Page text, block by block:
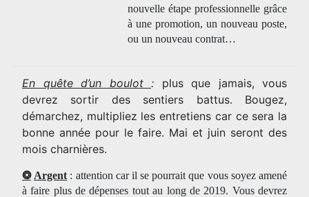
nouvelle étape professionnelle grâce
à une promotion, un nouveau poste,
ou un nouveau contrat…
En quête d’un boulot : plus que jamais, vous
devrez sortir des sentiers battus. Bougez,
démarchez, multipliez les entretiens car ce sera la
bonne année pour le faire. Mai et juin seront des
mois charnières.
❂ Argent : attention car il se pourrait que vous soyez amené
à faire plus de dépenses tout au long de 2019. Vous devrez